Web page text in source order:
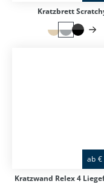
Kratzbrett
ab €
Kratzwand Relex 4